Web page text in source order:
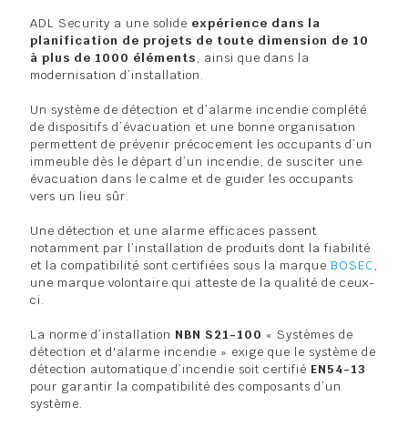
ADL Security a une solide expérience dans la
planification de projets de toute dimension de 10
à plus de 1000 éléments, ainsi que dans la
modernisation d’installation.
Un système de détection et d’alarme incendie complété
de dispositifs d’évacuation et une bonne organisation
permettent de prévenir précocement les occupants d’un
immeuble dès le départ d’un incendie, de susciter une
évacuation dans le calme et de guider les occupants
vers un lieu sûr.
Une détection et une alarme efficaces passent
notamment par l’installation de produits dont la fiabilité
et la compatibilité sont certifiées sous la marque BOSEC,
une marque volontaire qui atteste de la qualité de ceux-
ci.
La norme d’installation NBN S21-100 « Systèmes de
détection et d'alarme incendie » exige que le système de
détection automatique d’incendie soit certifié EN54-13
pour garantir la compatibilité des composants d’un
système.